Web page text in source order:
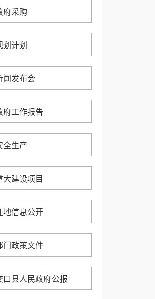
府采购
划计划
闻发布会
府工作报告
全生产
大建设项目
地信息公开
门政策文件
口县人民政府公报